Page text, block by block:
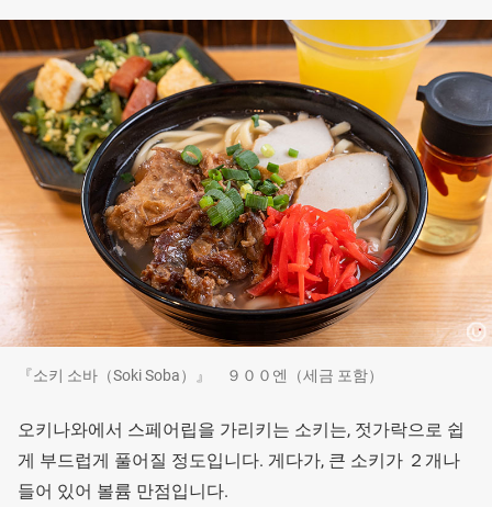
『소키 소바（Soki Soba）』 ９００엔（세금 포함）
오키나와에서 스페어립을 가리키는 소키는, 젓가락으로 쉽
게 부드럽게 풀어질 정도입니다. 게다가, 큰 소키가 ２개나
들어 있어 볼륨 만점입니다.